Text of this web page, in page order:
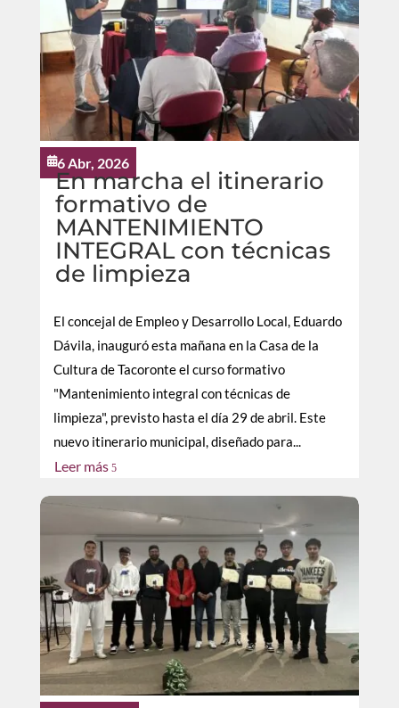
6 Abr, 2026
En marcha el itinerario
formativo de
MANTENIMIENTO
INTEGRAL con técnicas
de limpieza
El concejal de Empleo y Desarrollo Local, Eduardo
Dávila, inauguró esta mañana en la Casa de la
Cultura de Tacoronte el curso formativo
"Mantenimiento integral con técnicas de
limpieza", previsto hasta el día 29 de abril. Este
nuevo itinerario municipal, diseñado para...
Leer más 5